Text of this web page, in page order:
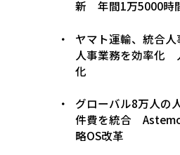
新 年間1万5000時
ヤマト運輸、統合人
人事業務を効率化
化
グローバル8万人の
件費を統合
略OS改革